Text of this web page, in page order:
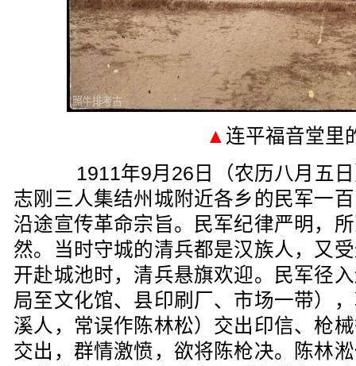
▲ 连平福音堂里
1911年9月26日（农历八月五日
志刚三人集结州城附近各乡的民军一
沿途宣传革命宗旨。民军纪律严明，
然。当时守城的清兵都是汉族人，又
开赴城池时，清兵悬旗欢迎。民军径
局至文化馆、县印刷厂、市场一带）
溪人，常误作陈林松）交出印信、枪
交出，群情激愤，欲将陈枪决。陈林